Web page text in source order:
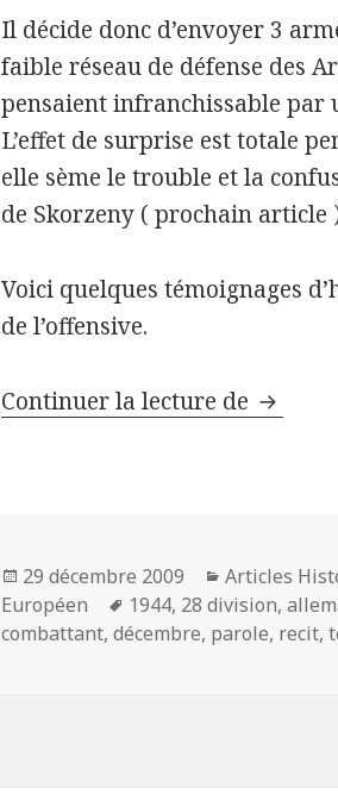
Il décide donc d’envoyer 3
faible réseau de défense des
pensaient infranchissable par
L’effet de surprise est totale
elle sème le trouble et la
de Skorzeny ( prochain article
Voici quelques témoignages
de l’offensive.
Continuer la lecture de
Publié
le
29 décembre 2009 Catégories
Articles
Européen
Mots-
clés
1944, 28 division,
combattant,décembre, parole, recit,